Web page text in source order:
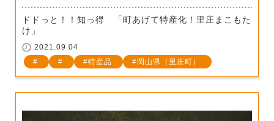
ドドっと！！知っ得 「町あげて特産化！里庄まこもた
け」
2021.09.04
特産品
岡山県（里庄町）